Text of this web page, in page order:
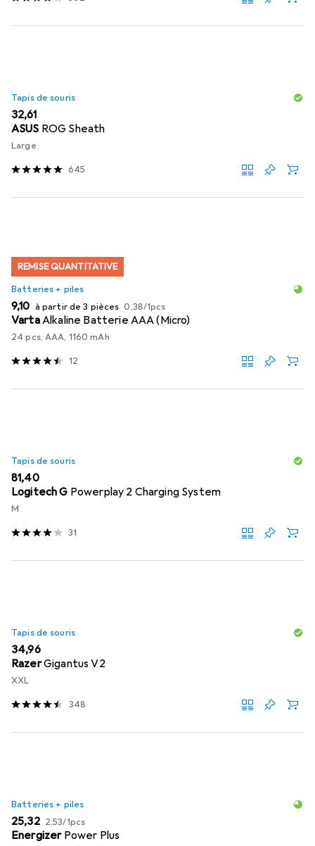
Tapis de souris
EUR
32,61
ASUS ROG Sheath
Large
645
REMISE QUANTITATIVE
Batteries + piles
EUR
9,10 à partir de 3 pièces EUR
0,38/1pcs
VartaAlkaline Batterie AAA (Micro)
24 pcs, AAA, 1160 mAh
12
Tapis de souris
EUR
81,40
Logitech G Powerplay 2 Charging System
M
31
Tapis de souris
EUR
34,96
RazerGigantus V2
XXL
348
Batteries + piles
EUR
25,32 EUR
2,53/1pcs
Energizer Power Plus